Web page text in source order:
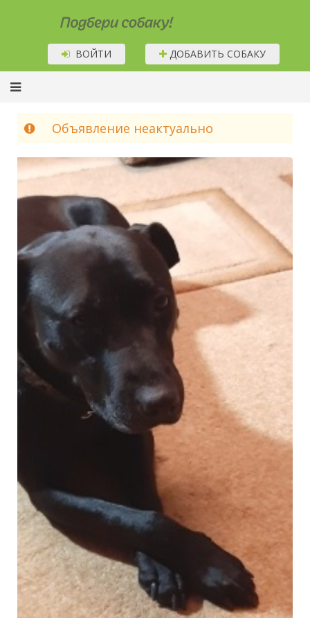
Подбери собаку!
ВОЙТИ ДОБАВИТЬ СОБАКУ
Объявление неактуально